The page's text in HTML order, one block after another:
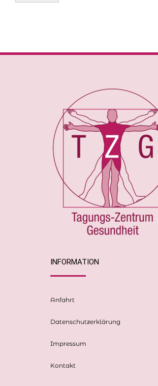
INFORMATION
Anfahrt
Datenschutzerklärung
Impressum
Kontakt